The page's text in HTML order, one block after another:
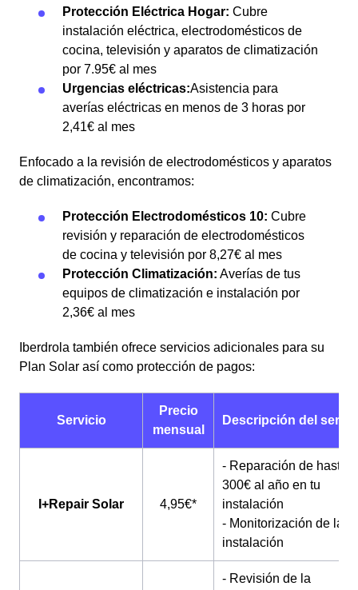
Protección Eléctrica Hogar: Cubre
instalación eléctrica, electrodomésticos de
cocina, televisión y aparatos de climatización
por 7.95€ al mes
Urgencias eléctricas:Asistencia para
averías eléctricas en menos de 3 horas por
2,41€ al mes
Enfocado a la revisión de electrodomésticos y aparatos
de climatización, encontramos:
Protección Electrodomésticos 10: Cubre
revisión y reparación de electrodomésticos
de cocina y televisión por 8,27€ al mes
Protección Climatización: Averías de tus
equipos de climatización e instalación por
2,36€ al mes
Iberdrola también ofrece servicios adicionales para su
Plan Solar así como protección de pagos:
Servicio
Precio
mensual
Descripción del
I+Repair Solar 4,95€*
- Reparación de hasta
300€ al año en tu
instalación
- Monitorización de la
instalación
- Revisión de la